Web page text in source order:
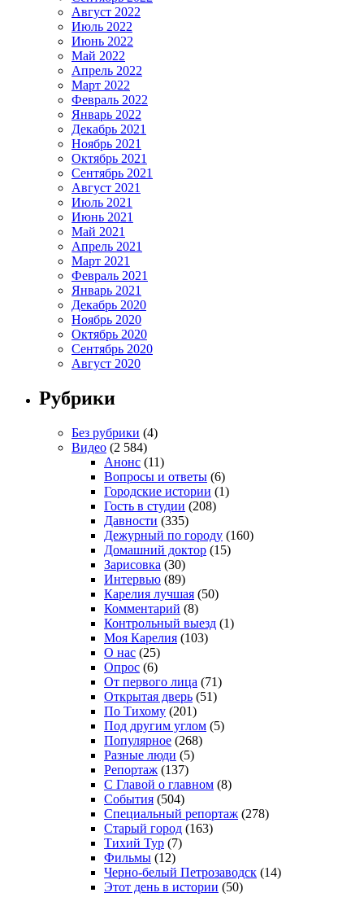
Август 2022
Июль 2022
Июнь 2022
Май 2022
Апрель 2022
Март 2022
Февраль 2022
Январь 2022
Декабрь 2021
Ноябрь 2021
Октябрь 2021
Сентябрь 2021
Август 2021
Июль 2021
Июнь 2021
Май 2021
Апрель 2021
Март 2021
Февраль 2021
Январь 2021
Декабрь 2020
Ноябрь 2020
Октябрь 2020
Сентябрь 2020
Август 2020
Рубрики
Без рубрики (4)
Видео (2 584)
Анонс (11)
Вопросы и ответы (6)
Городские истории (1)
Гость в студии (208)
Давности (335)
Дежурный по городу (160)
Домашний доктор (15)
Зарисовка (30)
Интервью (89)
Карелия лучшая (50)
Комментарий (8)
Контрольный выезд (1)
Моя Карелия (103)
О нас (25)
Опрос (6)
От первого лица (71)
Открытая дверь (51)
По Тихому (201)
Под другим углом (5)
Популярное (268)
Разные люди (5)
Репортаж (137)
С Главой о главном (8)
События (504)
Специальный репортаж (278)
Старый город (163)
Тихий Тур (7)
Фильмы (12)
Черно-белый Петрозаводск (14)
Этот день в истории (50)